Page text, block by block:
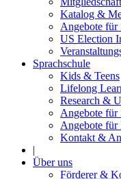
Katalog &
Angebote für
US Election
Sprachschule
Kids & Teens
Lifelong
Research &
Angebote für
Angebote für
Kontakt &
|
Über uns
Förderer &